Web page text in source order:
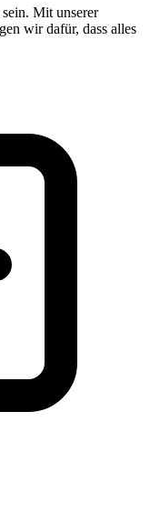
Mit unserer
wir dafür, dass alles